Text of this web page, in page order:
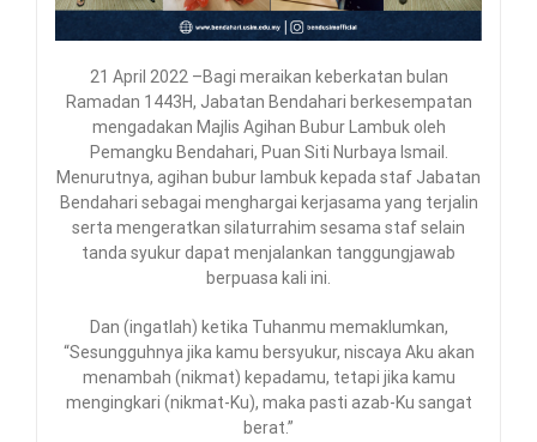
21 April 2022 –Bagi meraikan keberkatan bulan
Ramadan 1443H, Jabatan Bendahari berkesempatan
mengadakan Majlis Agihan Bubur Lambuk oleh
Pemangku Bendahari, Puan Siti Nurbaya Ismail.
Menurutnya, agihan bubur lambuk kepada staf Jabatan
Bendahari sebagai menghargai kerjasama yang terjalin
serta mengeratkan silaturrahim sesama staf selain
tanda syukur dapat menjalankan tanggungjawab
berpuasa kali ini.
Dan (ingatlah) ketika Tuhanmu memaklumkan,
“Sesungguhnya jika kamu bersyukur, niscaya Aku akan
menambah (nikmat) kepadamu, tetapi jika kamu
mengingkari (nikmat-Ku), maka pasti azab-Ku sangat
berat.”